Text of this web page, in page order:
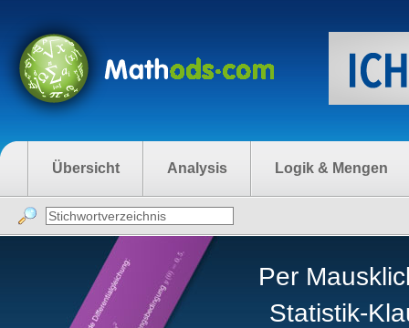
Übersicht Analysis Logik & Mengen
Per
Statistik-